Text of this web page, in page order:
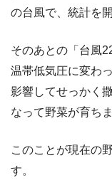
の台風で、統計を
そのあとの「台風
温帯低気圧に変わ
影響してせっかく
なって野菜が育ち
このことが現在の
す。